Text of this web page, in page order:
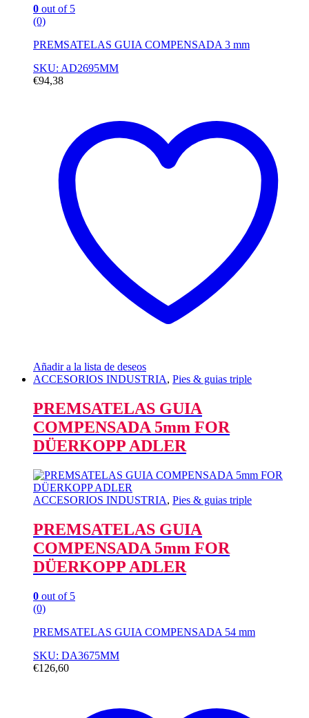
0 out of 5
(0)
PREMSATELAS GUIA COMPENSADA 3 mm
SKU: AD2695MM
€94,38
Añadir a la lista de deseos
ACCESORIOS INDUSTRIA, Pies & guias triple
PREMSATELAS GUIA
COMPENSADA 5mm FOR
DÜERKOPP ADLER
ACCESORIOS INDUSTRIA, Pies & guias triple
PREMSATELAS GUIA
COMPENSADA 5mm FOR
DÜERKOPP ADLER
0 out of 5
(0)
PREMSATELAS GUIA COMPENSADA 54 mm
SKU: DA3675MM
€126,60